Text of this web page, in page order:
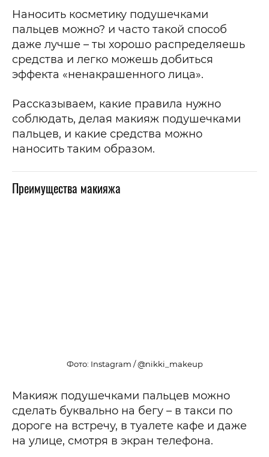
Наносить косметику подушечками
пальцев можно? и часто такой способ
даже лучше – ты хорошо распределяешь
средства и легко можешь добиться
эффекта «ненакрашенного лица».
Рассказываем, какие правила нужно
соблюдать, делая макияж подушечками
пальцев, и какие средства можно
наносить таким образом.
Преимущества макияжа
Фото: Instagram / @nikki_makeup
Макияж подушечками пальцев можно
сделать буквально на бегу – в такси по
дороге на встречу, в туалете кафе и даже
на улице, смотря в экран телефона.